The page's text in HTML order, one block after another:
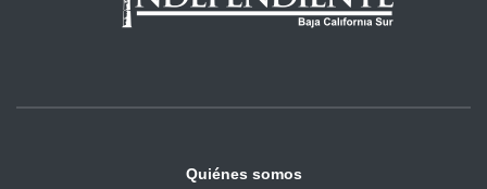
Quiénes somos